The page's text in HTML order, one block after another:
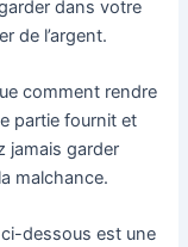
dans votre
de l’argent.
comment rendre
partie fournit et
jamais garder
malchance.
dessous est une